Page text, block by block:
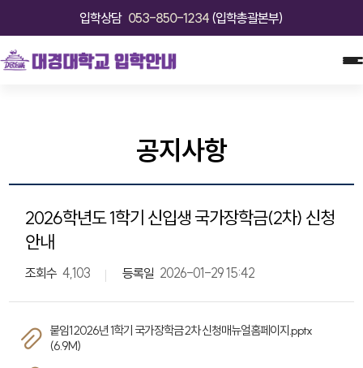
입학상담 053-850-1234 (입학총괄본부)
공지사항
2026학년도 1학기 신입생 국가장학금(2차) 신청
안내
조회수 4,103 등록일 2026-01-29 15:42
붙임1 2026년 1학기 국가장학금 2차 신청매뉴얼홈페이지.pptx
(6.9M)